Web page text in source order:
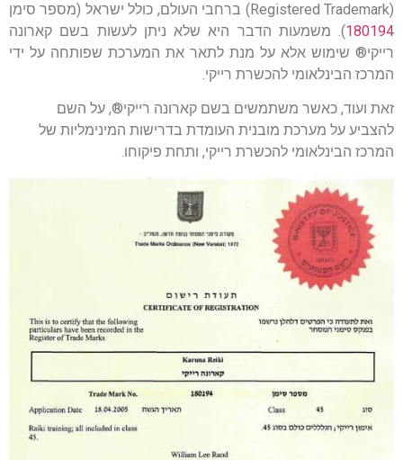
(Registered Trademark) ברחבי העולם, כולל ישראל (מספר סימן
180194). משמעות הדבר היא שלא ניתן לעשות בשם קארונה
רייקי® שימוש אלא על מנת לתאר את המערכת שפותחה על ידי
המרכז הבינלאומי להכשרת רייקי.
זאת ועוד, כאשר משתמשים בשם קארונה רייקי®, על השם
להצביע על מערכת מובנית העומדת בדרישות המינימליות של
המרכז הבינלאומי להכשרת רייקי, ותחת פיקוחו.